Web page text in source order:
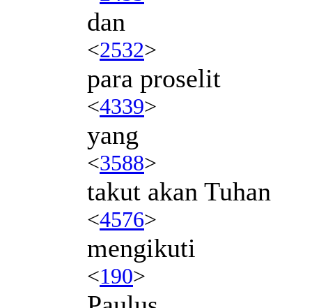
dan
<2532>
para proselit
<4339>
yang
<3588>
takut akan Tuhan
<4576>
mengikuti
<190>